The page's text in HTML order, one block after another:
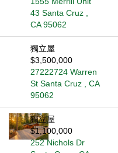
43 Santa Cruz ,
CA 95062
獨立屋
$3,500,000
27222724 Warren
St Santa Cruz , CA
95062
獨立屋
$1,100,000
252 Nichols Dr